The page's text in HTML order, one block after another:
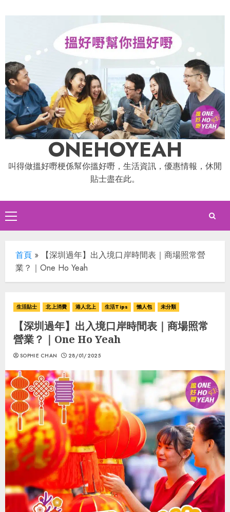
to
ONEHOYEAH
叫得做搵好嘢梗係幫你搵好嘢，生活資訊，優惠情報，休閒
貼士盡在此。
Primary
Menu
首頁 »
【深圳過年】出入境口岸時間表｜商場照常營
業？｜One Ho Yeah
生活貼士 北上消費 港人北上 生活Tips 懶人包 未分類
【深圳過年】出入境口岸時間表｜商場照常
營業？｜One Ho Yeah
SOPHIE CHAN 28/01/2025